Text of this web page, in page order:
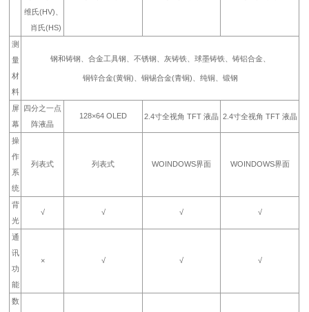
维氏(HV)、
肖氏(HS)
测
量
材
料
钢和铸钢、合金工具钢、不锈钢、灰铸铁、球墨铸铁、铸铝合金、
铜锌合金(黄铜)、铜锡合金(青铜)、纯铜、锻钢
屏
幕
四分之一点
阵液晶
128×64 OLED 2.4寸全视角 TFT 液晶 2.4寸全视角 TFT 液晶
操
作
系
统
列表式 列表式 WOINDOWS界面 WOINDOWS界面
背
光
√ √ √ √
通
讯
功
能
× √ √ √
数